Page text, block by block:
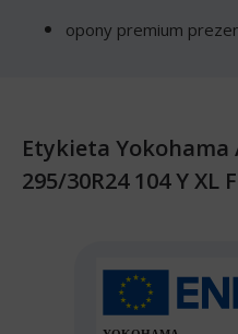
opony premium
Etykieta Yokohama
295/30R24 104 Y XL